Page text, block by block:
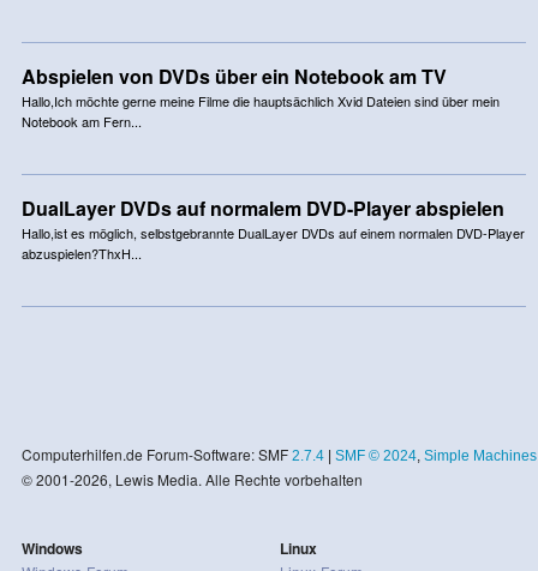
Abspielen von DVDs über ein Notebook am TV
Hallo,Ich möchte gerne meine Filme die hauptsächlich Xvid Dateien sind über mein
Notebook am Fern...
DualLayer DVDs auf normalem DVD-Player abspielen
Hallo,ist es möglich, selbstgebrannte DualLayer DVDs auf einem normalen DVD-Player
abzuspielen?ThxH...
Computerhilfen.de Forum-Software: SMF 2.7.4| SMF © 2024, Simple Machines
© 2001-2026, Lewis Media. Alle Rechte vorbehalten
Windows Linux